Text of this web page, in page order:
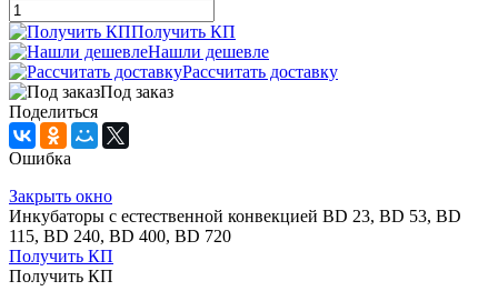
Получить КП
Нашли дешевле
Рассчитать доставку
Под заказ
Поделиться
Ошибка
Закрыть окно
Инкубаторы с естественной конвекцией BD 23, BD 53, BD
115, BD 240, BD 400, BD 720
Получить КП
Получить КП